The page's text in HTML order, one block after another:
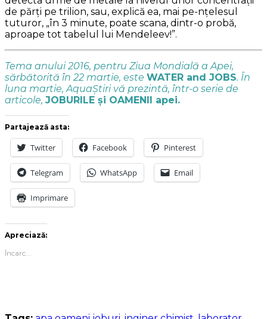
de părți pe trilion, sau, explică ea, mai pe-nțelesul
tuturor, „în 3 minute, poate scana, dintr-o probă,
aproape tot tabelul lui Mendeleev!”.
Tema anului 2016, pentru Ziua Mondială a Apei,
sărbătorită în 22 martie, este WATER and JOBS. În
luna martie, AquaȘtiri vă prezintă, într-o serie de
articole, JOBURILE și OAMENII apei.
Partajează asta:
Twitter Facebook Pinterest
Telegram WhatsApp Email
Imprimare
Apreciază:
Încarc...